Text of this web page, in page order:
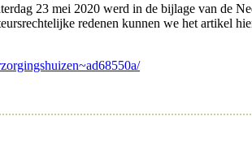
23 mei 2020 werd in de bijlage van de
redenen kunnen we het artikel